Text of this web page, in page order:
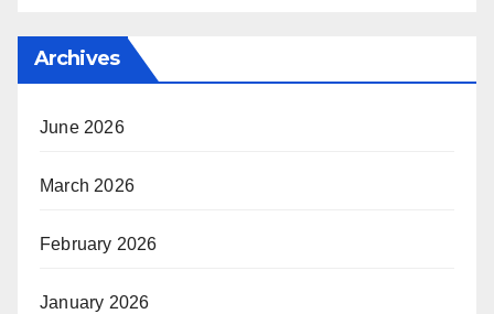
Archives
June 2026
March 2026
February 2026
January 2026